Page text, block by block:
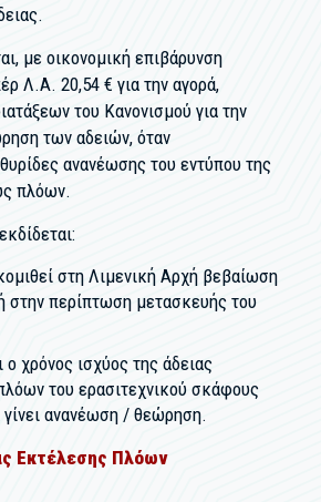
με οικονομική επιβάρυνση
Λ.Α. 20,54 € για την αγορά,
του Κανονισμού για την
των αδειών, όταν
ανανέωσης του εντύπου της
πλόων.
στη Λιμενική Αρχή βεβαίωση
στην περίπτωση μετασκευής του
ο χρόνος ισχύος της άδειας
του ερασιτεχνικού σκάφους
γίνει ανανέωση / θεώρηση.
Εκτέλεσης Πλόων